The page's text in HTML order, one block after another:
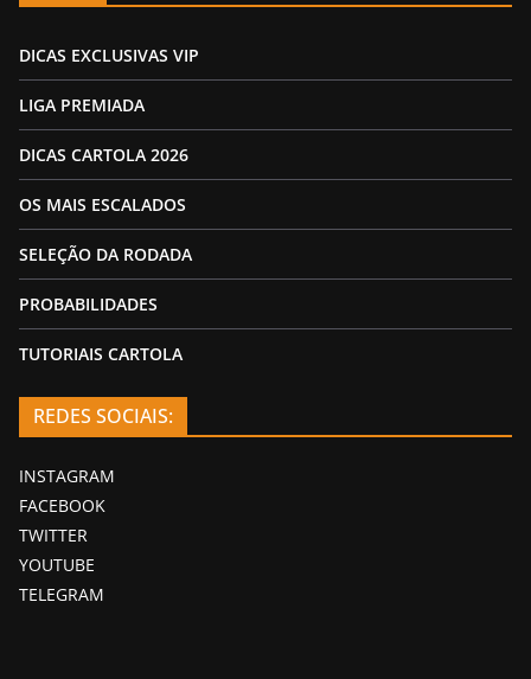
DICAS EXCLUSIVAS VIP
LIGA PREMIADA
DICAS CARTOLA 2026
OS MAIS ESCALADOS
SELEÇÃO DA RODADA
PROBABILIDADES
TUTORIAIS CARTOLA
REDES SOCIAIS:
INSTAGRAM
FACEBOOK
TWITTER
YOUTUBE
TELEGRAM